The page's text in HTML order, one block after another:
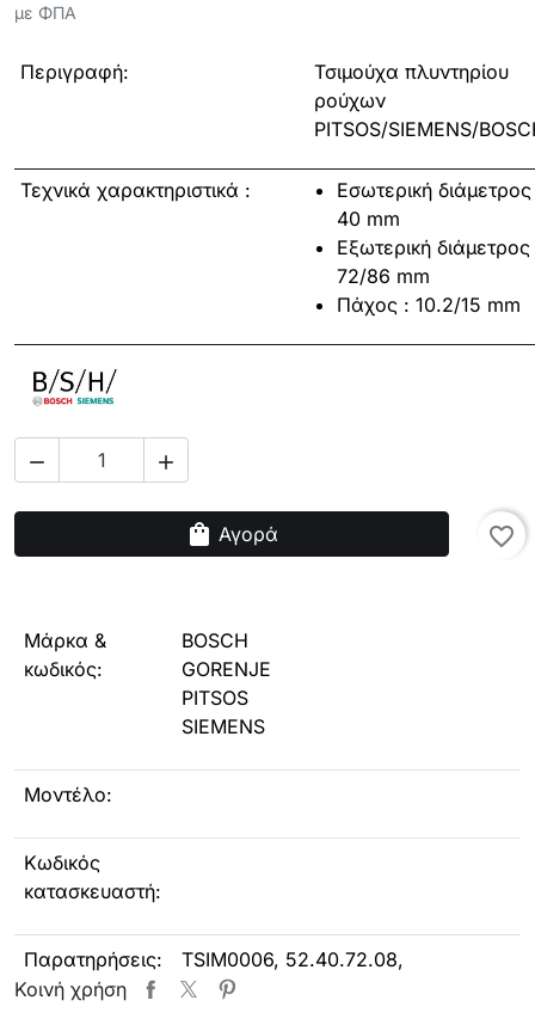
με ΦΠΑ
Περιγραφή:
Τσιμούχα πλυντηρίου
ρούχων
PITSOS/SIEMENS/
Τεχνικά χαρακτηριστικά :
Εσωτερική
40 mm
Εξωτερική
72/86 mm
Πάχος : 10.2/15 mm
 
shopping_bag Αγορά favorite_border
Μάρκα &
κωδικός:
BOSCH
GORENJE
PITSOS
SIEMENS
Μοντέλο:
Κωδικός
κατασκευαστή:
Παρατηρήσεις: TSIM0006, 52.40.72.08,
52.01.20.14., 081480, 00081480,
Κοινή χρήση